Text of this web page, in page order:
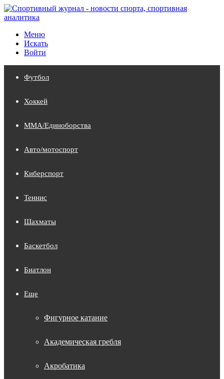
Меню
Искать
Войти
Футбол
Хоккей
MMA/Единоборства
Авто/мотоспорт
Киберспорт
Теннис
Шахматы
Баскетбол
Биатлон
Еще
Фигурное катание
Академическая гребля
Акробатика